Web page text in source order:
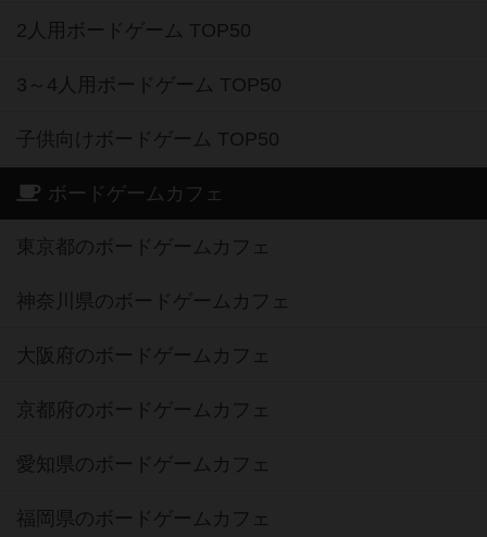
2人用ボードゲーム TOP50
3～4人用ボードゲーム TOP50
子供向けボードゲーム TOP50
ボードゲームカフェ
東京都のボードゲームカフェ
神奈川県のボードゲームカフェ
大阪府のボードゲームカフェ
京都府のボードゲームカフェ
愛知県のボードゲームカフェ
福岡県のボードゲームカフェ